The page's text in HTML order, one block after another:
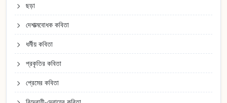
ছড়া
দেশাত্মবোধক কবিতা
ধর্মীয় কবিতা
প্রকৃতির কবিতা
প্রেমের কবিতা